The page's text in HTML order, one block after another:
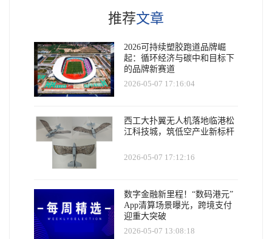
推荐文章
2026可持续塑胶跑道品牌崛
起：循环经济与碳中和目标下
的品牌新赛道
2026-05-07 17:16:04
西工大扑翼无人机落地临港松
江科技城，筑低空产业新标杆
2026-05-07 17:12:16
数字金融新里程！“数码港元”
App清算场景曝光，跨境支付
迎重大突破
2026-05-07 13:08:18